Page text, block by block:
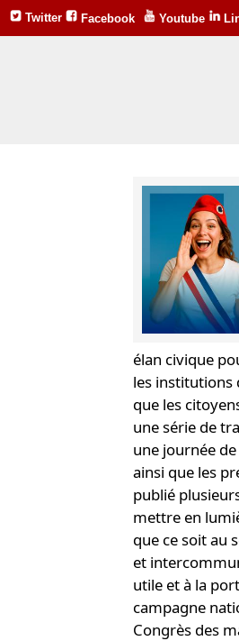
Twitter Facebook Youtube
élan civique
les institutions
que les
une série de
une journée
ainsi que les
publié
mettre en
que ce soit au
et
utile et à la
campagne
Congrès des